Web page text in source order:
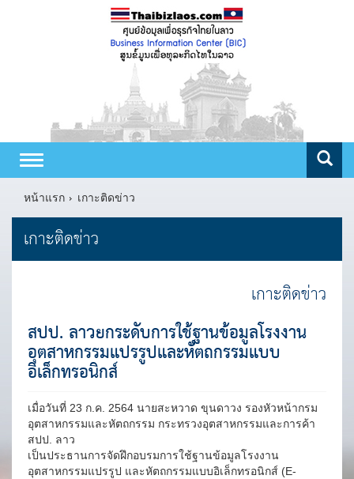
Toggle
navigation
หน้าแรก
เกาะติดข่าว
เกาะติดข่าว
เกาะติดข่าว
สปป. ลาวยกระดับการใช้ฐานข้อมูลโรงงาน
อุตสาหกรรมแปรรูปและหัตถกรรมแบบ
อิเล็กทรอนิกส์
เมื่อวันที่ 23 ก.ค. 2564 นายสะหวาด ขุนดาวง รองหัวหน้ากรม
อุตสาหกรรมและหัตถกรรม กระทรวงอุตสาหกรรมและการค้า
สปป. ลาว
เป็นประธานการจัดฝึกอบรมการใช้ฐานข้อมูลโรงงาน
อุตสาหกรรมแปรรูป และหัตถกรรมแบบอิเล็กทรอนิกส์ (E-